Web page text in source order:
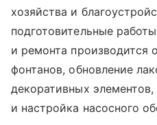
хозяйства и
подготовительные
и ремонта производится
фонтанов, обновление
декоративных
и настройка насосного